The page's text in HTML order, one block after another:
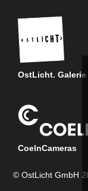
OstLicht.
CoelnCameras
© OstLicht GmbH